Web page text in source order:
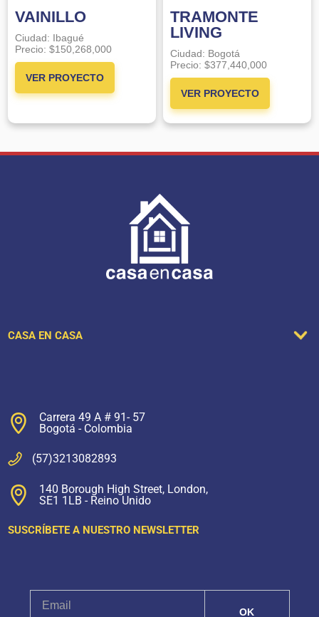
VAINILLO
Ciudad: Ibagué
Precio:$150,268,000
VER PROYECTO
TRAMONTE
LIVING
Ciudad: Bogotá
Precio: $377,440,000
VER PROYECTO
CASA EN CASA
Carrera 49 A # 91- 57
Bogotá - Colombia
(57)3213082893
140 Borough High Street, London,
SE1 1LB - Reino Unido
SUSCRÍBETE A NUESTRO NEWSLETTER